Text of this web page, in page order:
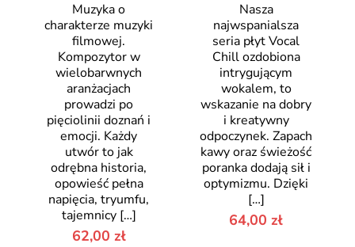
Muzyka o
charakterze muzyki
filmowej.
Kompozytor w
wielobarwnych
aranżacjach
prowadzi po
pięciolinii doznań i
emocji. Każdy
utwór to jak
odrębna historia,
opowieść pełna
napięcia, tryumfu,
tajemnicy[…]
62,00 zł
Nasza
najwspanialsza
seria płyt Vocal
Chill ozdobiona
intrygującym
wokalem, to
wskazanie na dobry
i kreatywny
odpoczynek. Zapach
kawy oraz świeżość
poranka dodają sił i
optymizmu. Dzięki
[…]
64,00zł